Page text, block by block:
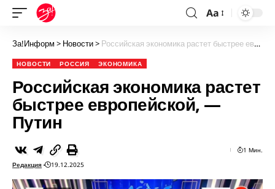
Aa
За!Информ > Новости> Российская экономика растет быстрее европейской, — Путин
НОВОСТИ РОССИЯ ЭКОНОМИКА
Российская экономика растет
быстрее европейской, —
Путин
Редакция 19.12.2025
1 Мин.